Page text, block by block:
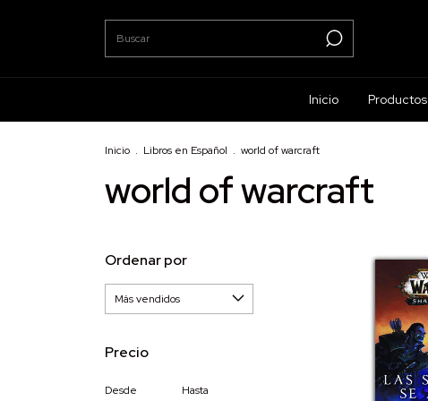
Inicio Productos
Inicio . Libros en Español . world of warcraft
world of warcraft
Ordenar por
Precio
Desde Hasta